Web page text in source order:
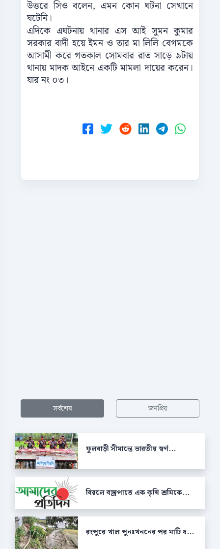
উত্তরে সিও বলেন, এমন কোন ঘটনা সেখানে
ঘটেনি।
এদিকে এঘটনায় থানার এস আই সুমন কুমার
সরকার বাদী হয়ে ইমন ও তার মা লিলি বেগমকে
আসামী করে গতকাল সোমবার রাত সাড়ে ৯টায়
থানায় মাদক আইনে একটি মামলা দায়ের করেন।
যার নং ০৩।
সর্বশেষ জনপ্রিয়
ফুলবাড়ী সীমান্তে ভারতীয় স্বর্ণ...
বিরলে বজ্রপাতে এক কৃষি শ্রমিকে...
রংপুরে খাল পুনঃখননের পর মাটি ধ...